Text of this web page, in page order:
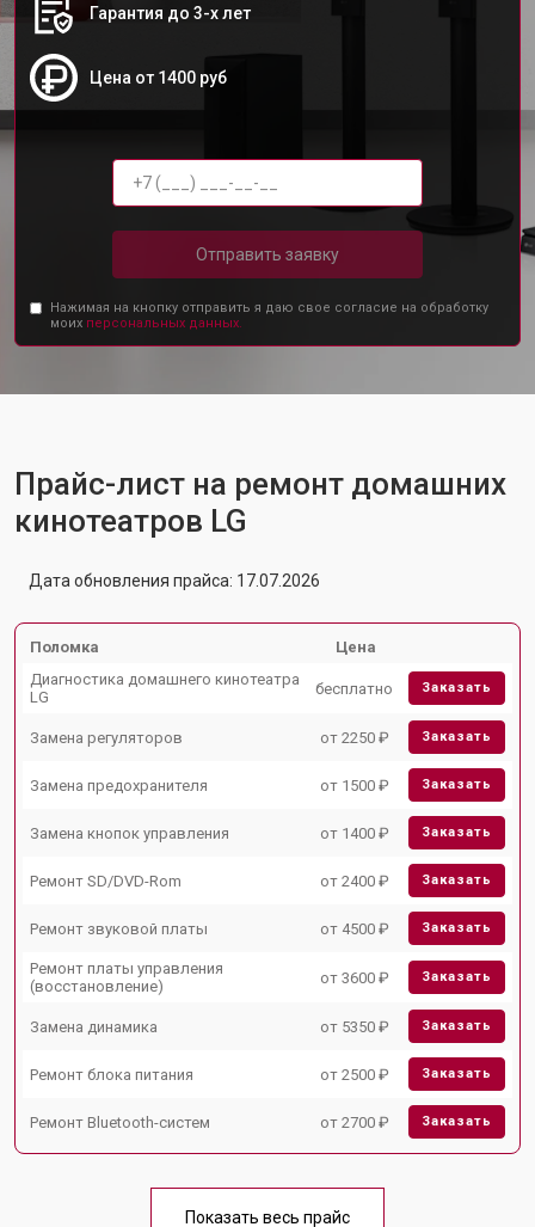
Гарантия до 3-х лет
Цена от 1400 руб
Отправить заявку
Нажимая на кнопку отправить я даю свое согласие на обработку
моих персональных данных.
Прайс-лист на ремонт домашних
кинотеатров LG
Дата обновления прайса: 17.07.2026
Поломка
Цена
Диагностика домашнего кинотеатра
LG
бесплатно Заказать
Замена регуляторов от 2250 ₽ Заказать
Замена предохранителя от 1500 ₽ Заказать
Замена кнопок управления от 1400 ₽ Заказать
Ремонт SD/DVD-Rom от 2400 ₽ Заказать
Ремонт звуковой платы от 4500 ₽ Заказать
Ремонт платы управления
(восстановление)
от 3600 ₽ Заказать
Замена динамика от 5350 ₽ Заказать
Ремонт блока питания от 2500 ₽ Заказать
Ремонт Bluetooth-систем от 2700 ₽ Заказать
Показать весь прайс